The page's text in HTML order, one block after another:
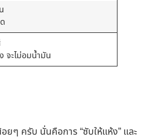
ะไม่อมน้ำมัน
ยๆ ครับ นั่นคือการ “ซับให้แห้ง” และ